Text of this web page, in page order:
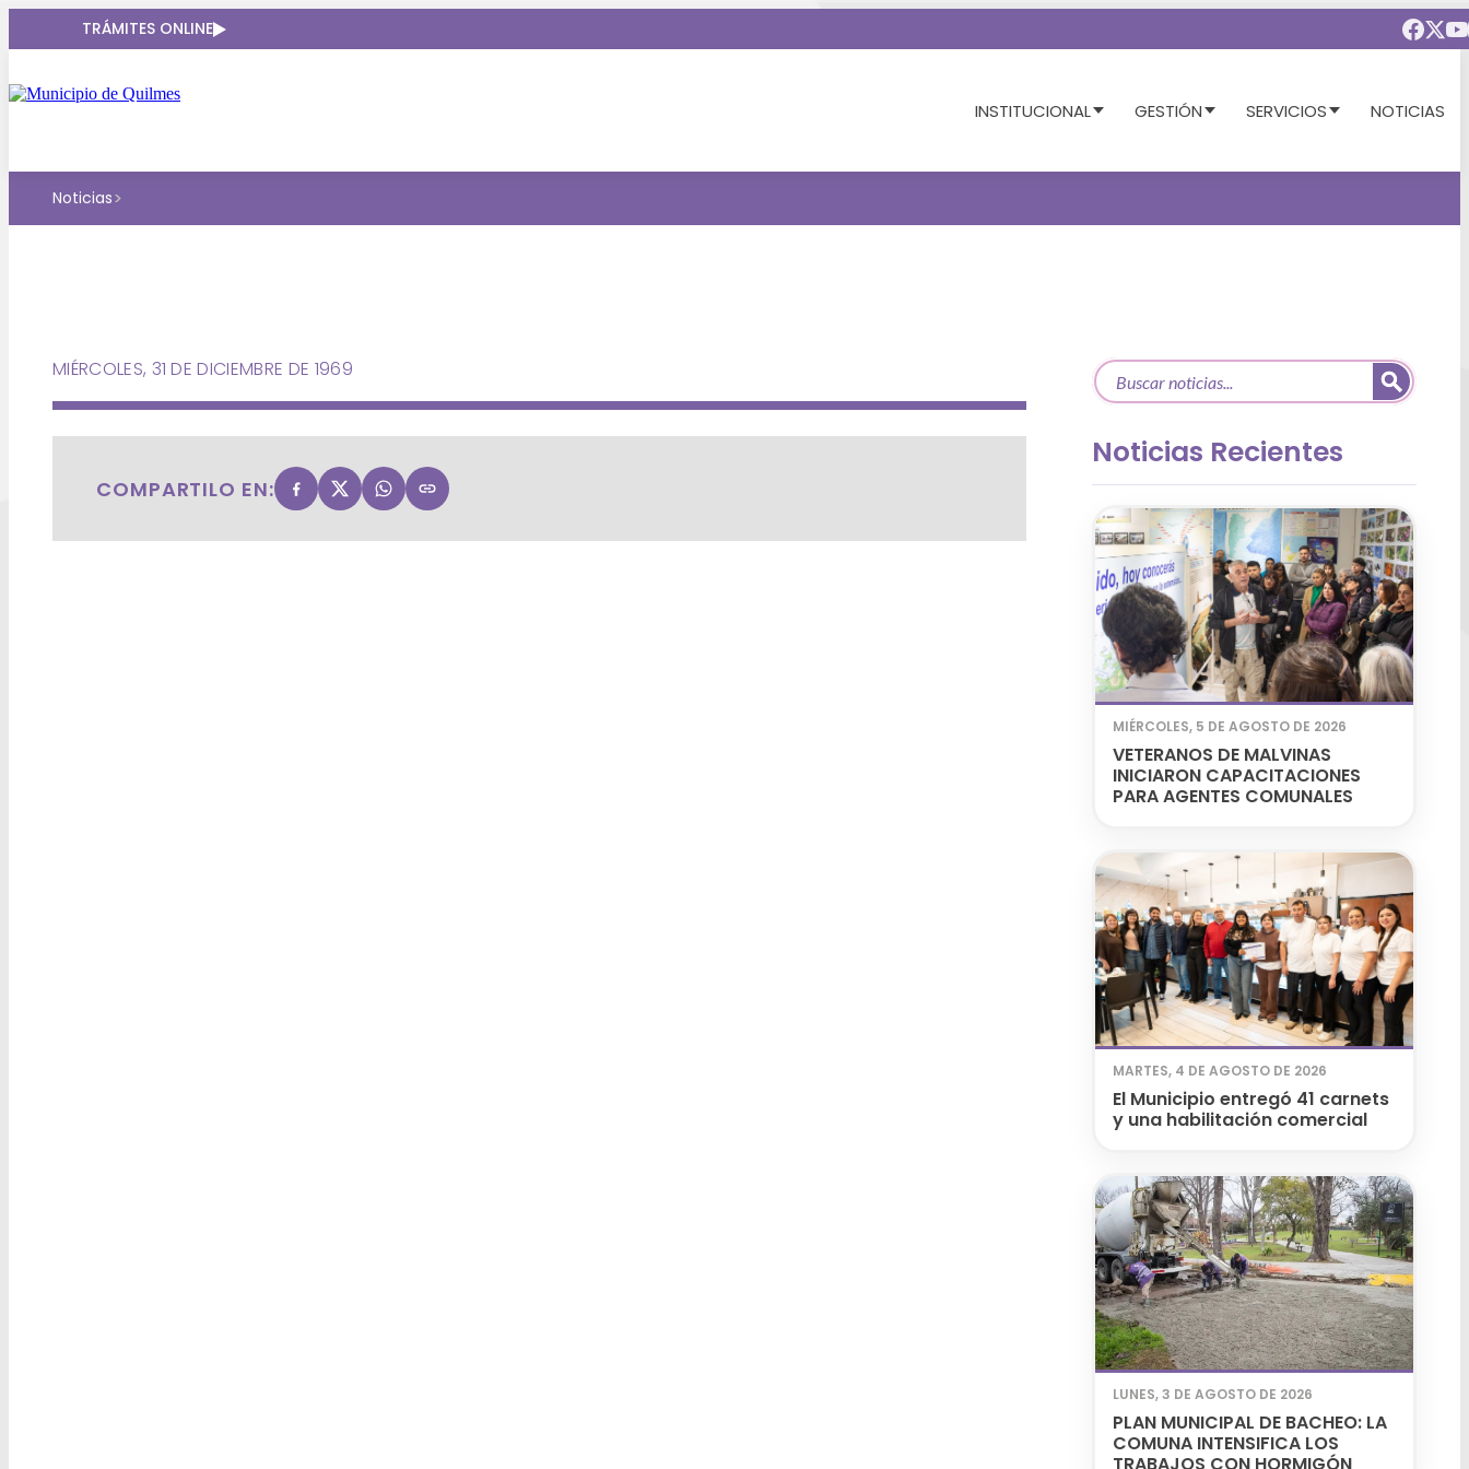
TRÁMITES ONLINE
INSTITUCIONAL GESTIÓN SERVICIOS NOTICIAS
Noticias>
MIÉRCOLES, 31 DE DICIEMBRE DE 1969
COMPARTILO EN:
Noticias Recientes
MIÉRCOLES, 5 DE AGOSTO DE 2026
VETERANOS DE MALVINAS
INICIARON CAPACITACIONES
PARA AGENTES COMUNALES
MARTES, 4 DE AGOSTO DE 2026
El Municipio entregó 41 carnets
y una habilitación comercial
LUNES, 3 DE AGOSTO DE 2026
PLAN MUNICIPAL DE BACHEO: LA
COMUNA INTENSIFICA LOS